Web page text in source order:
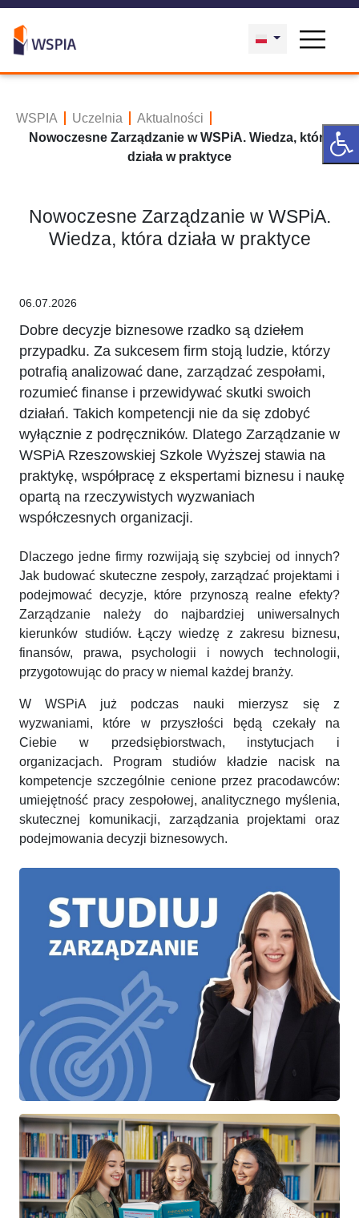
WSPIA Uczelnia
Aktualności
Nowoczesne Zarządzanie w WSPiA. Wiedza, która
działa w praktyce
Nowoczesne Zarządzanie w WSPiA.
Wiedza, która działa w praktyce
06.07.2026
Dobre decyzje biznesowe rzadko są dziełem
przypadku. Za sukcesem firm stoją ludzie, którzy
potrafią analizować dane, zarządzać zespołami,
rozumieć finanse i przewidywać skutki swoich
działań. Takich kompetencji nie da się zdobyć
wyłącznie z podręczników. Dlatego Zarządzanie w
WSPiA Rzeszowskiej Szkole Wyższej stawia na
praktykę, współpracę z ekspertami biznesu i naukę
opartą na rzeczywistych wyzwaniach
współczesnych organizacji.
Dlaczego jedne firmy rozwijają się szybciej od innych?
Jak budować skuteczne zespoły, zarządzać projektami i
podejmować decyzje, które przynoszą realne efekty?
Zarządzanie należy do najbardziej uniwersalnych
kierunków studiów. Łączy wiedzę z zakresu biznesu,
finansów, prawa, psychologii i nowych technologii,
przygotowując do pracy w niemal każdej branży.
W WSPiA już podczas nauki mierzysz się z
wyzwaniami, które w przyszłości będą czekały na
Ciebie w przedsiębiorstwach, instytucjach i
organizacjach. Program studiów kładzie nacisk na
kompetencje szczególnie cenione przez pracodawców:
umiejętność pracy zespołowej, analitycznego myślenia,
skutecznej komunikacji, zarządzania projektami oraz
podejmowania decyzji biznesowych.